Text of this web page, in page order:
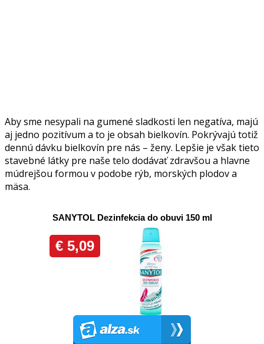
Aby sme nesypali na gumené sladkosti len negatíva, majú
aj jedno pozitívum a to je obsah bielkovín. Pokrývajú totiž
dennú dávku bielkovín pre nás – ženy. Lepšie je však tieto
stavebné látky pre naše telo dodávať zdravšou a hlavne
múdrejšou formou v podobe rýb, morských plodov a
mäsa.